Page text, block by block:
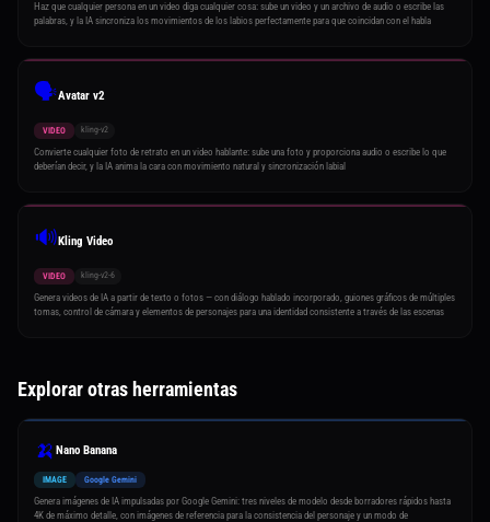
Haz que cualquier persona en un video diga cualquier cosa: sube un video y un archivo de audio o escribe las
palabras, y la IA sincroniza los movimientos de los labios perfectamente para que coincidan con el habla
🗣️Avatar v2
VIDEO kling-v2
Convierte cualquier foto de retrato en un video hablante: sube una foto y proporciona audio o escribe lo que
deberían decir, y la IA anima la cara con movimiento natural y sincronización labial
🔊Kling Video
VIDEO kling-v2-6
Genera videos de IA a partir de texto o fotos — con diálogo hablado incorporado, guiones gráficos de múltiples
tomas, control de cámara y elementos de personajes para una identidad consistente a través de las escenas
Explorar otras herramientas
🍌 Nano Banana
IMAGE Google Gemini
Genera imágenes de IA impulsadas por Google Gemini: tres niveles de modelo desde borradores rápidos hasta
4K de máximo detalle, con imágenes de referencia para la consistencia del personaje y un modo de